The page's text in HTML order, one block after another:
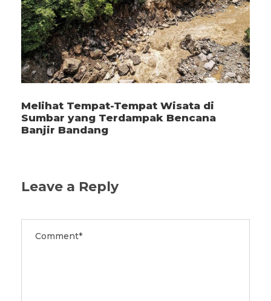
Melihat Tempat-Tempat Wisata di
Sumbar yang Terdampak Bencana
Banjir Bandang
Leave a Reply